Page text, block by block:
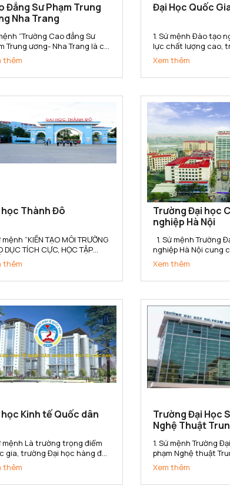
Đẳng Sư Phạm Trung
Nha Trang
“Trường Cao đẳng Sư
Trung ương- Nha Trang là cơ
tạo, bồi dưỡng, nghiên cứu
học, hợp tác quốc tế, cung
nhân lực trình độ cao
nhân văn, đáp ứng yêu...
thêm
Đại Học Quốc
1. Sứ mệnh Đào tạo
lực chất lượng cao,
bồi dưỡng nhân tài;
khoa học, phát triển
và chuyển giao tri
phát triển và bảo vệ
Xem thêm
Thành Đô
mệnh “KIẾN TẠO MÔI TRƯỜNG
DỤC TÍCH CỰC, HỌC TẬP
LƯỢNG, NGHIÊN CỨU HIỆU
PHÁT TRIỂN BỀN VỮNG”
Đại học Thành Đô kiến
– Hành – Nghề - Nghiệp,
thêm
Trường Đại học
nghiệp Hà Nội
nghiệp Hà Nội cung
giáo dục, đào tạo,
khoa học, tư vấn, ứng
chuyển giao công
đại hóa đất nước và
quốc...
Xem thêm
Kinh tế Quốc dân
mệnh Là trường trọng điểm
gia, trường Đại học hàng đầu
tế, quản lý và quản trị kinh
trong hệ thống các trường
của Việt Nam. Trường Đại
thêm
Trường Đại Học
Nghệ Thuật
1. Sứ mệnh Trường
phạm Nghệ thuật
(ĐHSP Nghệ thuật
đào tạo, bồi dưỡng
lực có trình độ đại
Xem thêm